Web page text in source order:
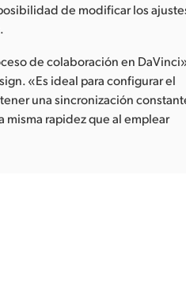
de modificar los
de colaboración en
«Es ideal para configurar el
una sincronización
misma rapidez que al emplear